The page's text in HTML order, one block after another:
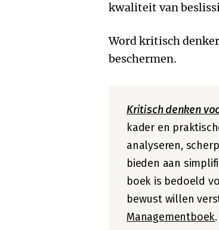
kwaliteit van
Word kritisch
beschermen.
Kritisch denken
kader en
analyseren,
bieden aan
boek is bedoeld
bewust willen
Managementboek.